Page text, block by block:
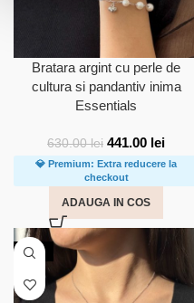
Bratara argint cu perle de
cultura si pandantiv inima
Essentials
630.00lei 441.00 lei
💎 Premium: Extra reducere la
checkout
ADAUGA IN COS
-20%